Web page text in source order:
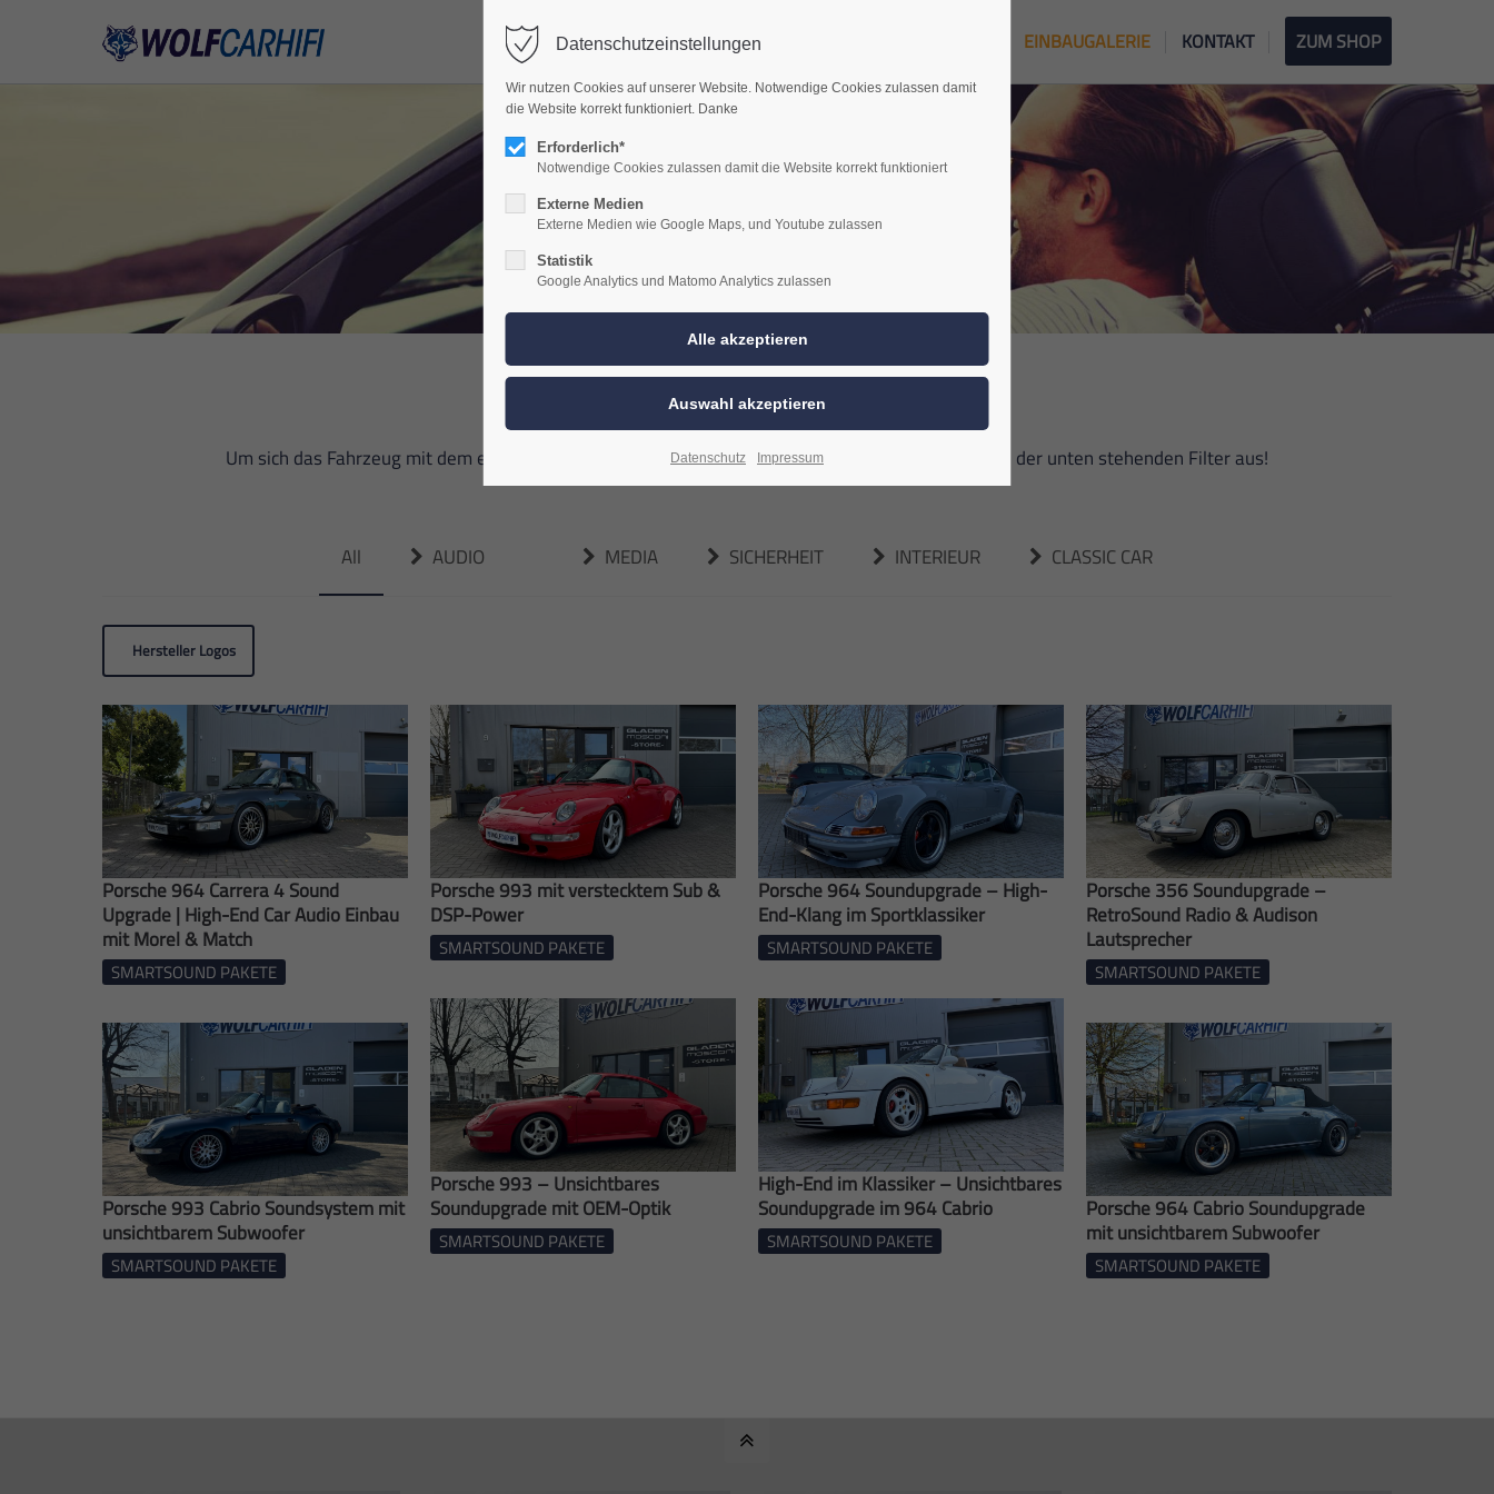
WOLF CAR HIFI ÜBER UNS EINBAUGALERIE KONTAKT ZUM SHOP
Um sich das Fahrzeug mit dem entsprechenden Einbau anzeigen zu lassen, wählen Sie bitte einen der unten stehenden Filter aus!
All AUDIO MEDIA SICHERHEIT INTERIEUR CLASSIC CAR
Hersteller Logos
Porsche 964 Carrera 4 Sound
Upgrade | High-End Car Audio Einbau
mit Morel & Match
SMARTSOUND PAKETE
Porsche 993 mit verstecktem Sub &
DSP-Power
SMARTSOUND PAKETE
Porsche 964 Soundupgrade – High-
End-Klang im Sportklassiker
SMARTSOUND PAKETE
Porsche 356 Soundupgrade –
RetroSound Radio & Audison
Lautsprecher
SMARTSOUND PAKETE
Porsche 993 – Unsichtbares
Soundupgrade mit OEM-Optik
SMARTSOUND PAKETE
High-End im Klassiker – Unsichtbares
Soundupgrade im 964 Cabrio
SMARTSOUND PAKETE
Porsche 993 Cabrio Soundsystem mit
unsichtbarem Subwoofer
SMARTSOUND PAKETE
Porsche 964 Cabrio Soundupgrade
mit unsichtbarem Subwoofer
SMARTSOUND PAKETE
Datenschutzeinstellungen
Wir nutzen Cookies auf unserer Website. Notwendige Cookies zulassen damit
die Website korrekt funktioniert. Danke
Erforderlich*
Notwendige Cookies zulassen damit die Website korrekt funktioniert
Externe Medien
Externe Medien wie Google Maps, und Youtube zulassen
Statistik
Google Analytics und Matomo Analytics zulassen
Datenschutz Impressum